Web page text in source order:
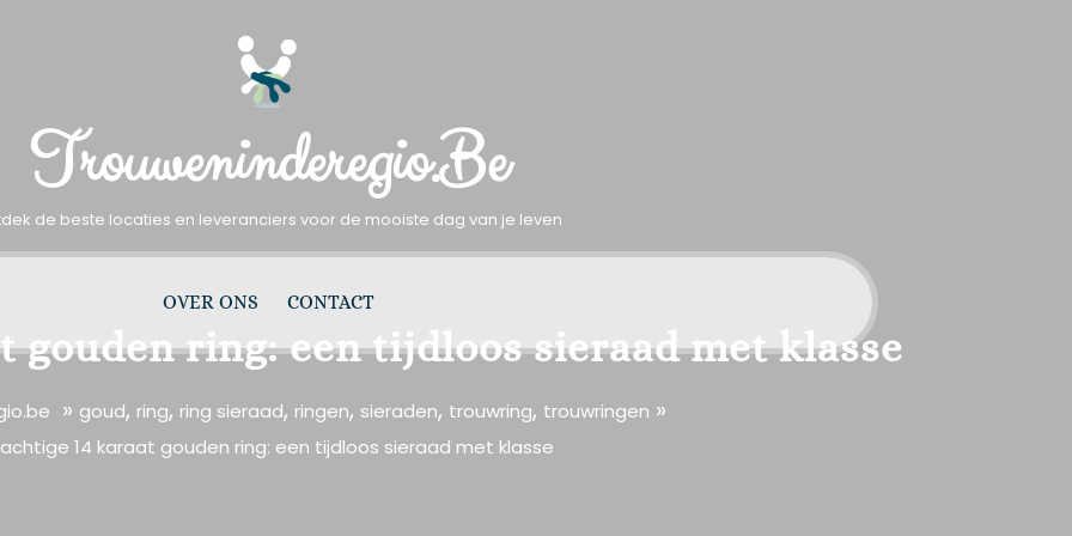
Trouweninderegio.be
de beste locaties en leveranciers voor de mooiste dag van je leven
OVER ONS CONTACT
gouden ring: een tijdloos sieraad met klasse
» goud, ring, ring sieraad, ringen, sieraden, trouwring, trouwringen »
14 karaat gouden ring: een tijdloos sieraad met klasse